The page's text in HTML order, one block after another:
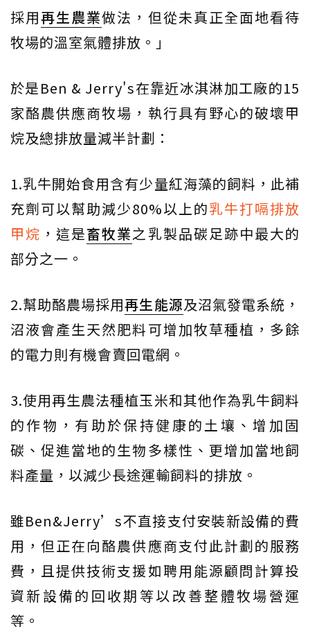
採用再生農業做法，但從未真正全面地看待
牧場的溫室氣體排放。」
於是Ben & Jerry's在靠近冰淇淋加工廠的15
家酪農供應商牧場，執行具有野心的破壞甲
烷及總排放量減半計劃：
1.乳牛開始食用含有少量紅海藻的飼料，此補
充劑可以幫助減少80%以上的乳牛打嗝排放
甲烷 ，這是畜牧業之乳製品碳足跡中最大的
部分之一。
2.幫助酪農場採用再生能源及沼氣發電系統，
沼液會產生天然肥料可增加牧草種植，多餘
的電力則有機會賣回電網。
3.使用再生農法種植玉米和其他作為乳牛飼料
的作物，有助於保持健康的土壤、增加固
碳、促進當地的生物多樣性、更增加當地飼
料產量，以減少長途運輸飼料的排放。
雖Ben&Jerry’s不直接支付安裝新設備的費
用，但正在向酪農供應商支付此計劃的服務
費，且提供技術支援如聘用能源顧問計算投
資新設備的回收期等以改善整體牧場營運
等。